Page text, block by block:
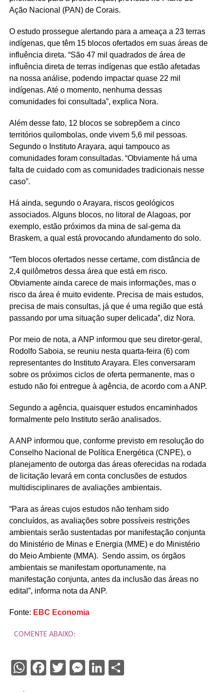
Ação Nacional (PAN) de Corais.
O estudo prossegue alertando para a ameaça a 23 terras
indígenas, que têm 15 blocos ofertados em suas áreas de
influência direta. “São 47 mil quadrados de área de
influência direta de terras indígenas que estão afetadas
na nossa análise, podendo impactar quase 22 mil
indígenas. Até o momento, nenhuma dessas
comunidades foi consultada”, explica Nora.
Além desse fato, 12 blocos se sobrepõem a cinco
territórios quilombolas, onde vivem 5,6 mil pessoas.
Segundo o Instituto Arayara, aqui tampouco as
comunidades foram consultadas. “Obviamente há uma
falta de cuidado com as comunidades tradicionais nesse
caso”.
Há ainda, segundo o Arayara, riscos geológicos
associados. Alguns blocos, no litoral de Alagoas, por
exemplo, estão próximos da mina de sal-gema da
Braskem, a qual está provocando afundamento do solo.
“Tem blocos ofertados nesse certame, com distância de
2,4 quilômetros dessa área que está em risco.
Obviamente ainda carece de mais informações, mas o
risco da área é muito evidente. Precisa de mais estudos,
precisa de mais consultas, já que é uma região que está
passando por uma situação super delicada”, diz Nora.
Por meio de nota, a ANP informou que seu diretor-geral,
Rodolfo Saboia, se reuniu nesta quarta-feira (6) com
representantes do Instituto Arayara. Eles conversaram
sobre os próximos ciclos de oferta permanente, mas o
estudo não foi entregue à agência, de acordo com a ANP.
Segundo a agência, quaisquer estudos encaminhados
formalmente pelo Instituto serão analisados.
A ANP informou que, conforme previsto em resolução do
Conselho Nacional de Política Energética (CNPE), o
planejamento de outorga das áreas oferecidas na rodada
de licitação levará em conta conclusões de estudos
multidisciplinares de avaliações ambientais.
“Para as áreas cujos estudos não tenham sido
concluídos, as avaliações sobre possíveis restrições
ambientais serão sustentadas por manifestação conjunta
do Ministério de Minas e Energia (MME) e do Ministério
do Meio Ambiente (MMA). Sendo assim, os órgãos
ambientais se manifestam oportunamente, na
manifestação conjunta, antes da inclusão das áreas no
edital”, informa nota da ANP.
Fonte: EBC Economia
COMENTE ABAIXO:
WhatsApp
Facebook
Twitter
Messenger
LinkedIn
Share